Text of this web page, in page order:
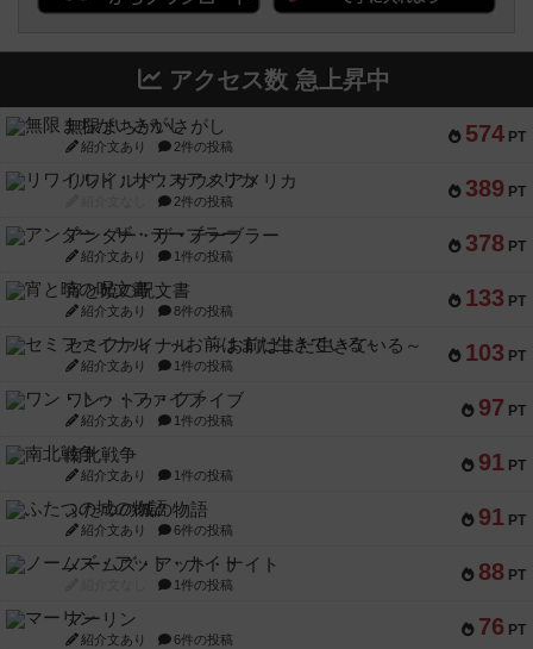
アクセス数 急上昇中
574 PT
無限まちがいさがし
紹介文あり 2件の投稿
389 PT
リワイルド：サウスアメリカ
2件の投稿
378 PT
アンダー・ザ・テーブラー
紹介文あり 1件の投稿
133 PT
宵と暁の呪文書
紹介文あり 8件の投稿
103 PT
セミファイナル ～お前はまだ生きている～
紹介文あり 1件の投稿
97 PT
ワン・トゥ・ファイブ
紹介文あり 1件の投稿
91 PT
南北戦争
紹介文あり 1件の投稿
91 PT
ふたつの城の物語
紹介文あり 6件の投稿
88 PT
ノームズ・アット・ナイト
1件の投稿
76 PT
マーリン
紹介文あり 6件の投稿